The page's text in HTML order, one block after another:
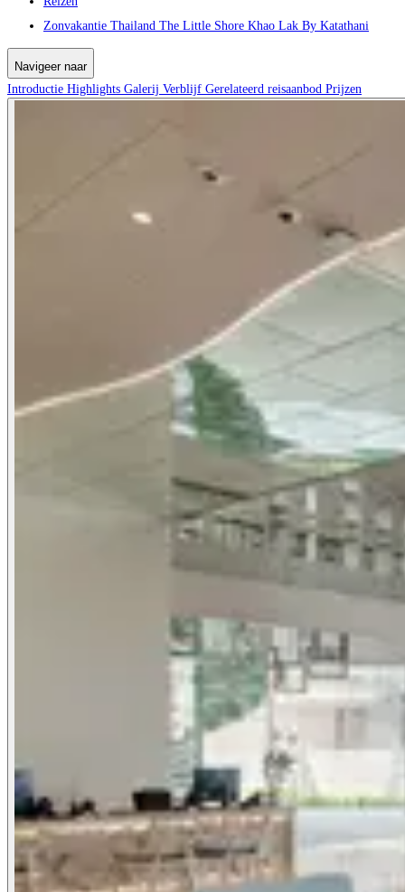
Zonvakantie Thailand The Little Shore Khao Lak By Katathani
Navigeer naar
Introductie Highlights Galerij Verblijf Gerelateerd reisaanbod Prijzen